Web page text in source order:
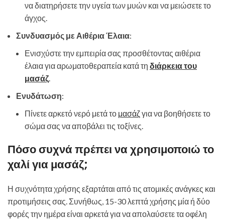
να διατηρήσετε την υγεία των μυών και να μειώσετε το
άγχος.
Συνδυασμός με Αιθέρια Έλαια:
Ενισχύστε την εμπειρία σας προσθέτοντας αιθέρια
έλαια για αρωματοθεραπεία κατά τη διάρκεια του
μασάζ.
Ενυδάτωση:
Πίνετε αρκετό νερό μετά το μασάζγια να βοηθήσετε το
σώμα σας να αποβάλει τις τοξίνες.
Πόσο συχνά πρέπει να χρησιμοποιώ το
χαλί για μασάζ;
Η συχνότητα χρήσης εξαρτάται από τις ατομικές ανάγκες και
προτιμήσεις σας. Συνήθως, 15-30 λεπτά χρήσης μία ή δύο
φορές την ημέρα είναι αρκετά για να απολαύσετε τα οφέλη